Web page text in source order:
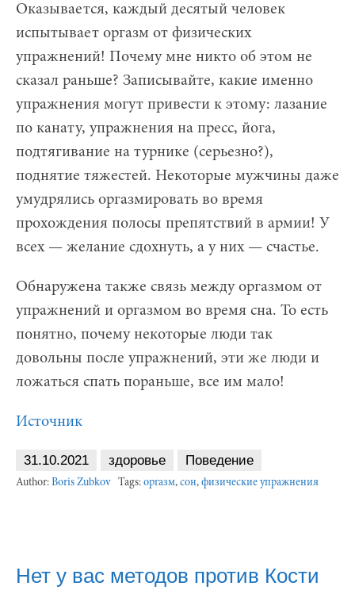
Оказывается, каждый десятый человек
испытывает оргазм от физических
упражнений! Почему мне никто об этом не
сказал раньше? Записывайте, какие именно
упражнения могут привести к этому: лазание
по канату, упражнения на пресс, йога,
подтягивание на турнике (серьезно?),
поднятие тяжестей. Некоторые мужчины даже
умудрялись оргазмировать во время
прохождения полосы препятствий в армии! У
всех — желание сдохнуть, а у них — счастье.
Обнаружена также связь между оргазмом от
упражнений и оргазмом во время сна. То есть
понятно, почему некоторые люди так
довольны после упражнений, эти же люди и
ложаться спать пораньше, все им мало!
Источник
31.10.2021 здоровье Поведение
Author: Boris Zubkov Tags: оргазм, сон, физические упражнения
Нет у вас методов против Кости